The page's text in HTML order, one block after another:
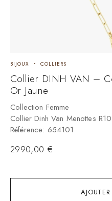
BIJOUX COLLIERS
Collier DINH VAN –
Or Jaune
Collection Femme
Collier Dinh Van Menottes R10
Référence: 654101
2990,00 €